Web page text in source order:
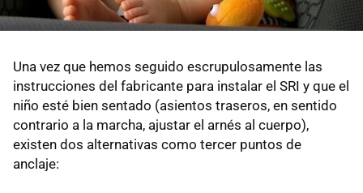
Una vez que hemos seguido escrupulosamente las
instrucciones del fabricante para instalar el SRI y que el
niño esté bien sentado (asientos traseros, en sentido
contrario a la marcha, ajustar el arnés al cuerpo),
existen dos alternativas como tercer puntos de
anclaje: